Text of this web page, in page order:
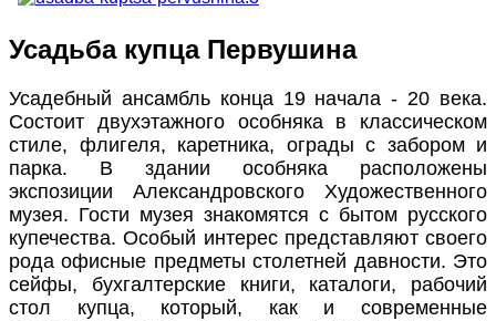
Усадьба купца Первушина
Усадебный ансамбль конца 19 начала - 20 века.
Состоит двухэтажного особняка в классическом
стиле, флигеля, каретника, ограды с забором и
парка. В здании особняка расположены
экспозиции Александровского Художественного
музея. Гости музея знакомятся с бытом русского
купечества. Особый интерес представляют своего
рода офисные предметы столетней давности. Это
сейфы, бухгалтерские книги, каталоги, рабочий
стол купца, который, как и современные